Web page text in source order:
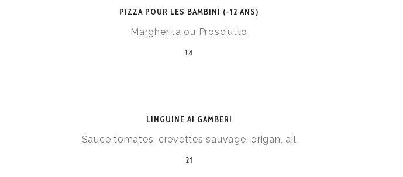
PIZZA POUR LES BAMBINI (-12 ANS)
Margherita ou Prosciutto
14
LINGUINE AI GAMBERI
Sauce tomates, crevettes sauvage, origan, ail
21